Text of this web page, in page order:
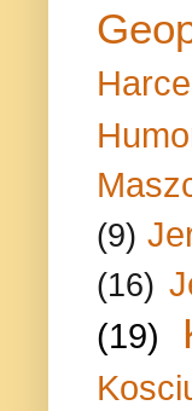
(9)
(16)
(19)